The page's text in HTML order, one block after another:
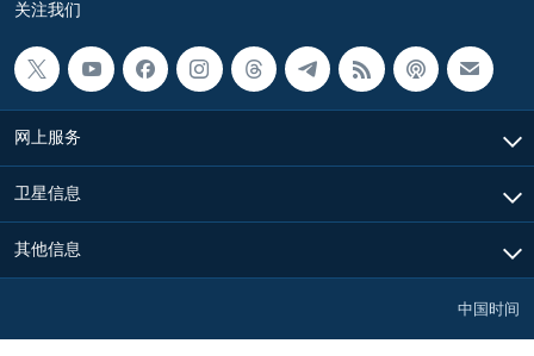
关注我们
网上服务
卫星信息
其他信息
中国时间